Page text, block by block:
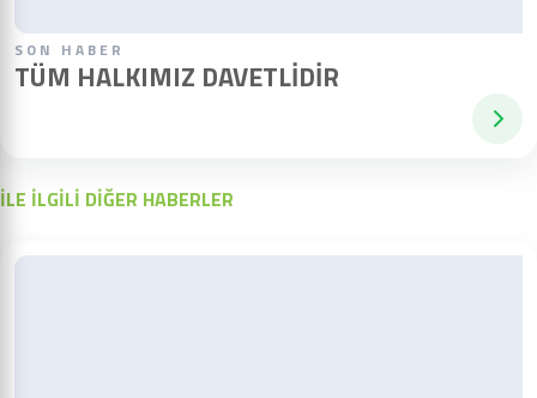
SON HABER
TÜM HALKIMIZ DAVETLIDIR
İLE İLGİLİ DİĞER HABERLER